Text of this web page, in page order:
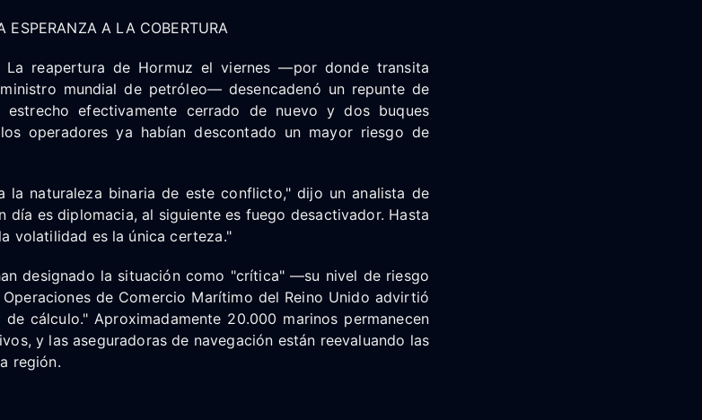
ESPERANZA A LA COBERTURA
La reapertura de Hormuz el viernes —por donde transita
mundial de petróleo— desencadenó un repunte de
efectivamente cerrado de nuevo y dos buques
operadores ya habían descontado un mayor riesgo de
la naturaleza binaria de este conflicto," dijo un analista de
día es diplomacia, al siguiente es fuego desactivador. Hasta
volatilidad es la única certeza."
designado la situación como "crítica" —su nivel de riesgo
de Comercio Marítimo del Reino Unido advirtió
cálculo." Aproximadamente 20.000 marinos permanecen
y las aseguradoras de navegación están reevaluando las
región.